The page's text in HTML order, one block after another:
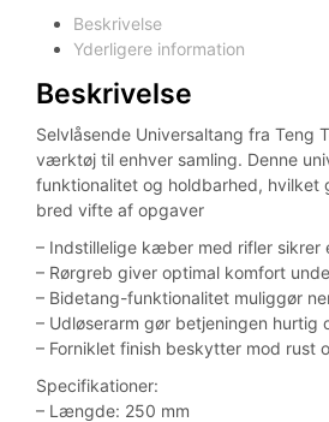
Beskrivelse
Yderligere information
Beskrivelse
Selvlåsende Universaltang fra Teng
værktøj til enhver samling. Denne
funktionalitet og holdbarhed, hvilket
bred vifte af opgaver
– Indstillelige kæber med rifler sikrer
– Rørgreb giver optimal komfort
– Bidetang-funktionalitet muliggør
– Udløserarm gør betjeningen hurtig
– Forniklet finish beskytter mod rust
Specifikationer:
– Længde: 250 mm